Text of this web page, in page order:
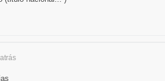
atrás